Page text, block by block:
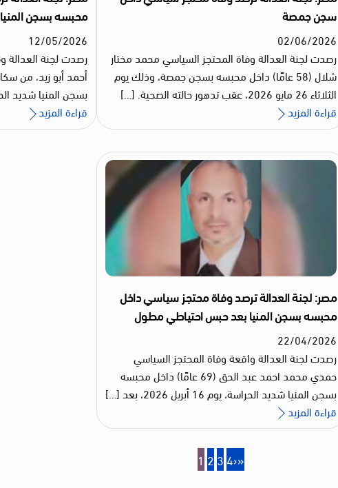
سجن جمصة
02/06/2026
رصدت لجنة العدالة وفاة المحتجز السياسي محمد مختار
شلال (58 عامًا) داخل محبسه بسجن جمصة، وذلك يوم
الثلاثاء 26 مايو 2026، عقب تدهور حالته الصحية. […]
قراءة المزيد
محبسه بسجن
12/05/2026
رصدت لجنة العدالة
أحمد أبو زيد، من
بسجن المنيا شديد الحراسة
قراءة المزيد
مصر: لجنة العدالة ترصد وفاة محتجز سياسي داخل
محبسه بسجن المنيا بعد حبس احتياطي مطول
22/04/2026
رصدت لجنة العدالة واقعة وفاة المحتجز السياسي
حمدي محمد احمد عبد الحق (69 عامًا) داخل محبسه
بسجن المنيا شديد الحراسة، يوم 16 أبريل 2026، بعد […]
قراءة المزيد
1 234›»